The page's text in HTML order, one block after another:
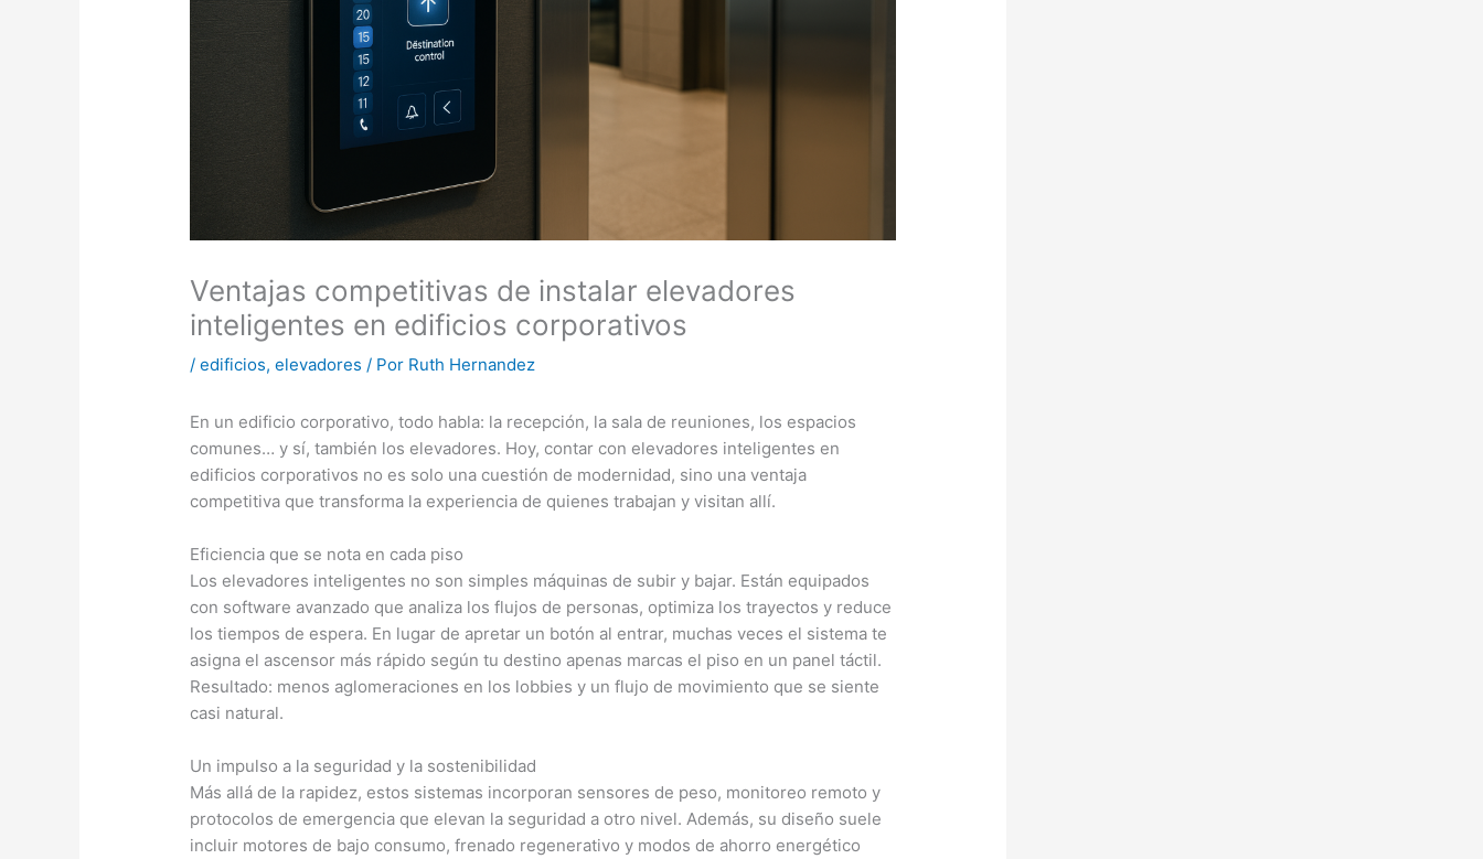
Ventajas competitivas de instalar elevadores
inteligentes en edificios corporativos
/edificios,elevadores / Por Ruth Hernandez
En un edificio corporativo, todo habla: la recepción, la sala de reuniones, los espacios
comunes… y sí, también los elevadores. Hoy, contar con elevadores inteligentes en
edificios corporativos no es solo una cuestión de modernidad, sino una ventaja
competitiva que transforma la experiencia de quienes trabajan y visitan allí.
Eficiencia que se nota en cada piso
Los elevadores inteligentes no son simples máquinas de subir y bajar. Están equipados
con software avanzado que analiza los flujos de personas, optimiza los trayectos y reduce
los tiempos de espera. En lugar de apretar un botón al entrar, muchas veces el sistema te
asigna el ascensor más rápido según tu destino apenas marcas el piso en un panel táctil.
Resultado: menos aglomeraciones en los lobbies y un flujo de movimiento que se siente
casi natural.
Un impulso a la seguridad y la sostenibilidad
Más allá de la rapidez, estos sistemas incorporan sensores de peso, monitoreo remoto y
protocolos de emergencia que elevan la seguridad a otro nivel. Además, su diseño suele
incluir motores de bajo consumo, frenado regenerativo y modos de ahorro energético